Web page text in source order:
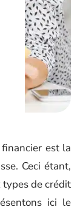
est la
Ceci étant,
de crédit
ici le